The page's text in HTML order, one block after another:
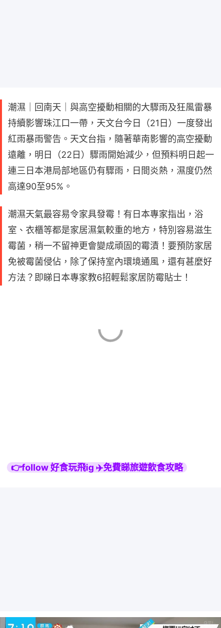
潮濕｜回南天｜與高空擾動相關的大驟雨及狂風雷暴
持續影響珠江口一帶，天文台今日（21日）一度發出
紅雨暴雨警告。天文台指，隨著華南影響的高空擾動
遠離，明日（22日）驟雨開始減少，但預料明日起一
連三日本港局部地區仍有驟雨，日間炎熱，濕度仍然
高達90至95%。
潮濕天氣最容易令家具發霉！有日本專家指出，浴
室、衣櫃等都是家居濕氣較重的地方，特別容易滋生
霉菌，稍一不留神更會變成頑固的霉漬！要預防家居
免被霉菌侵佔，除了保持室內環境通風，還有甚麼好
方法？即睇日本專家教6招輕鬆家居防霉貼士！
👉follow 好食玩飛ig ✈️免費睇旅遊飲食攻略